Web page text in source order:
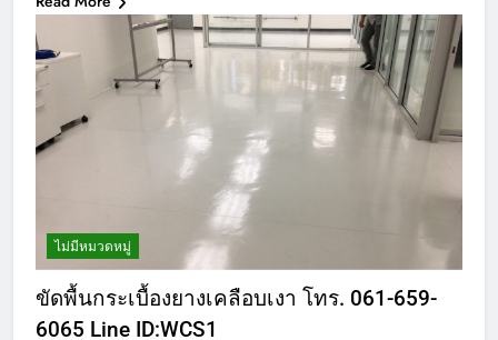
ไม่มีหมวดหมู่
ขัดพื้นกระเบื้องยางเคลือบเงา โทร. 061-659-
6065 Line ID:WCS1